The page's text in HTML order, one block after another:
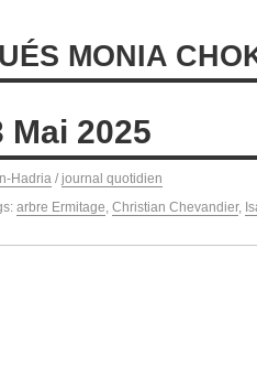
MONIA
Mai 2025
Hadria / journal quotidien
arbre Ermitage, Christian Chevandier,